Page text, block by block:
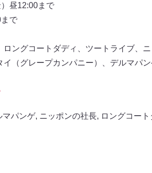
昼12:00まで
で
ングコートダディ、ツートライブ、
イ（グレープカンパニー）、デルマパ
マパンゲ, ニッポンの社長, ロングコート